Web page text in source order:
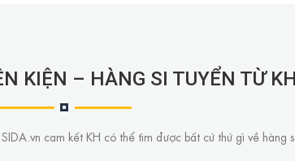
KIỆN – HÀNG SI TUYỂN TỪ
cam kết KH có thể tìm được bất cứ thứ gì về hàng